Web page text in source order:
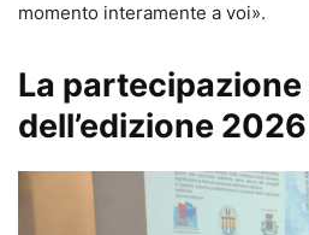
momento interamente a voi».
La partecipazione
dell’edizione 2026